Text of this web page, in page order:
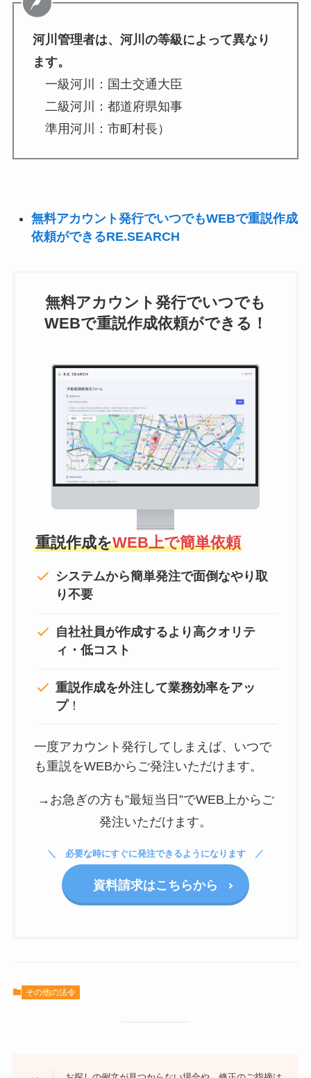
河川管理者は、河川の等級によって異なり
ます。
一級河川：国土交通大臣
二級河川：都道府県知事
準用河川：市町村長）
無料アカウント発行でいつでもWEBで重説作成
依頼ができるRE.SEARCH
無料アカウント発行でいつでも
WEBで重説作成依頼ができる！
重説作成をWEB上で簡単依頼
システムから簡単発注で面倒なやり取
り不要
自社社員が作成するより高クオリテ
ィ・低コスト
重説作成を外注して業務効率をアッ
プ！
一度アカウント発行してしまえば、いつで
も重説をWEBからご発注いただけます。
→お急ぎの方も”最短当日”でWEB上からご
発注いただけます。
必要な時にすぐに発注できるようになります
資料請求はこちらから
その他の法令